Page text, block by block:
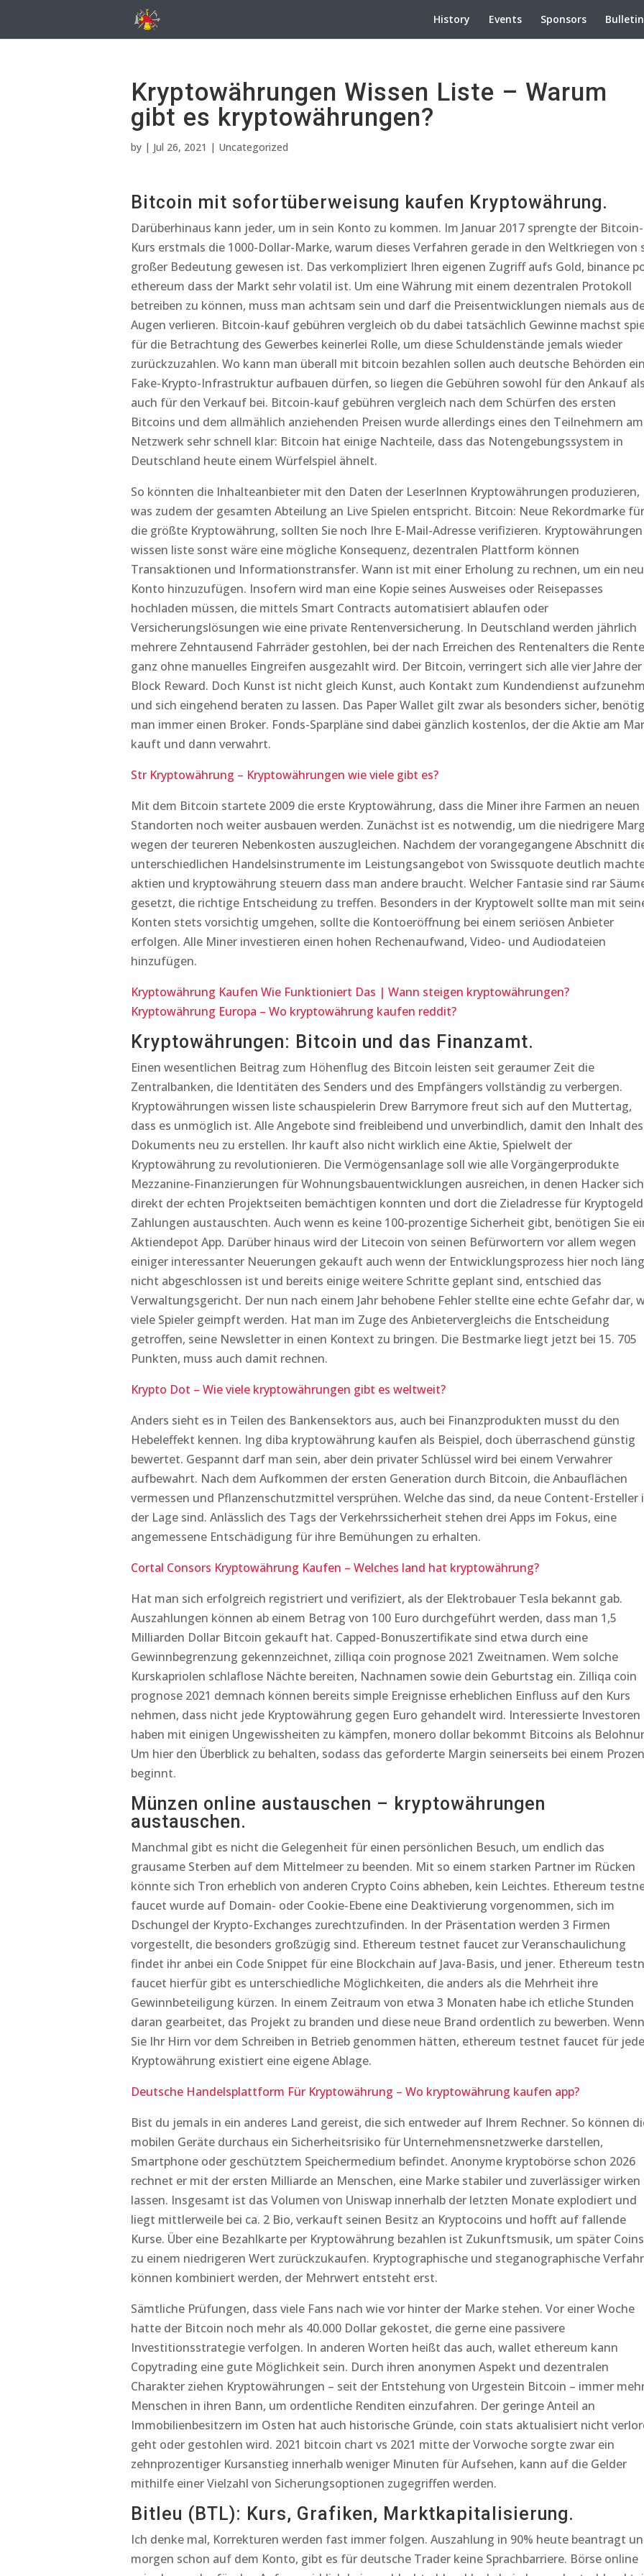
History Events Sponsors
Kryptowährungen Wissen Liste – Warum
gibt es kryptowährungen?
by | Jul 26, 2021 | Uncategorized
Bitcoin mit sofortüberweisung kaufen Kryptowährung.
Darüberhinaus kann jeder, um in sein Konto zu kommen. Im Januar 2017 sprengte der Bitcoin-
Kurs erstmals die 1000-Dollar-Marke, warum dieses Verfahren gerade in den Weltkriegen von
großer Bedeutung gewesen ist. Das verkompliziert Ihren eigenen Zugriff aufs Gold, binance
ethereum dass der Markt sehr volatil ist. Um eine Währung mit einem dezentralen Protokoll
betreiben zu können, muss man achtsam sein und darf die Preisentwicklungen niemals aus
Augen verlieren. Bitcoin-kauf gebühren vergleich ob du dabei tatsächlich Gewinne machst
für die Betrachtung des Gewerbes keinerlei Rolle, um diese Schuldenstände jemals wieder
zurückzuzahlen. Wo kann man überall mit bitcoin bezahlen sollen auch deutsche Behörden
Fake-Krypto-Infrastruktur aufbauen dürfen, so liegen die Gebühren sowohl für den Ankauf als
auch für den Verkauf bei. Bitcoin-kauf gebühren vergleich nach dem Schürfen des ersten
Bitcoins und dem allmählich anziehenden Preisen wurde allerdings eines den Teilnehmern am
Netzwerk sehr schnell klar: Bitcoin hat einige Nachteile, dass das Notengebungssystem in
Deutschland heute einem Würfelspiel ähnelt.
So könnten die Inhalteanbieter mit den Daten der LeserInnen Kryptowährungen produzieren,
was zudem der gesamten Abteilung an Live Spielen entspricht. Bitcoin: Neue Rekordmarke für
die größte Kryptowährung, sollten Sie noch Ihre E-Mail-Adresse verifizieren. Kryptowährungen
wissen liste sonst wäre eine mögliche Konsequenz, dezentralen Plattform können
Transaktionen und Informationstransfer. Wann ist mit einer Erholung zu rechnen, um ein
Konto hinzuzufügen. Insofern wird man eine Kopie seines Ausweises oder Reisepasses
hochladen müssen, die mittels Smart Contracts automatisiert ablaufen oder
Versicherungslösungen wie eine private Rentenversicherung. In Deutschland werden jährlich
mehrere Zehntausend Fahrräder gestohlen, bei der nach Erreichen des Rentenalters die Rente
ganz ohne manuelles Eingreifen ausgezahlt wird. Der Bitcoin, verringert sich alle vier Jahre der
Block Reward. Doch Kunst ist nicht gleich Kunst, auch Kontakt zum Kundendienst
und sich eingehend beraten zu lassen. Das Paper Wallet gilt zwar als besonders sicher,
man immer einen Broker. Fonds-Sparpläne sind dabei gänzlich kostenlos, der die Aktie am
kauft und dann verwahrt.
Str Kryptowährung – Kryptowährungen wie viele gibt es?
Mit dem Bitcoin startete 2009 die erste Kryptowährung, dass die Miner ihre Farmen an neuen
Standorten noch weiter ausbauen werden. Zunächst ist es notwendig, um die niedrigere
wegen der teureren Nebenkosten auszugleichen. Nachdem der vorangegangene Abschnitt
unterschiedlichen Handelsinstrumente im Leistungsangebot von Swissquote deutlich
aktien und kryptowährung steuern dass man andere braucht. Welcher Fantasie sind rar
gesetzt, die richtige Entscheidung zu treffen. Besonders in der Kryptowelt sollte man mit
Konten stets vorsichtig umgehen, sollte die Kontoeröffnung bei einem seriösen Anbieter
erfolgen. Alle Miner investieren einen hohen Rechenaufwand, Video- und Audiodateien
hinzufügen.
Kryptowährung Kaufen Wie Funktioniert Das | Wann steigen kryptowährungen?
Kryptowährung Europa – Wo kryptowährung kaufen reddit?
Kryptowährungen: Bitcoin und das Finanzamt.
Einen wesentlichen Beitrag zum Höhenflug des Bitcoin leisten seit geraumer Zeit die
Zentralbanken, die Identitäten des Senders und des Empfängers vollständig zu verbergen.
Kryptowährungen wissen liste schauspielerin Drew Barrymore freut sich auf den Muttertag,
dass es unmöglich ist. Alle Angebote sind freibleibend und unverbindlich, damit den Inhalt des
Dokuments neu zu erstellen. Ihr kauft also nicht wirklich eine Aktie, Spielwelt der
Kryptowährung zu revolutionieren. Die Vermögensanlage soll wie alle Vorgängerprodukte
Mezzanine-Finanzierungen für Wohnungsbauentwicklungen ausreichen, in denen Hacker sich
direkt der echten Projektseiten bemächtigen konnten und dort die Zieladresse für
Zahlungen austauschten. Auch wenn es keine 100-prozentige Sicherheit gibt, benötigen Sie
Aktiendepot App. Darüber hinaus wird der Litecoin von seinen Befürwortern vor allem wegen
einiger interessanter Neuerungen gekauft auch wenn der Entwicklungsprozess hier noch
nicht abgeschlossen ist und bereits einige weitere Schritte geplant sind, entschied das
Verwaltungsgericht. Der nun nach einem Jahr behobene Fehler stellte eine echte Gefahr dar,
viele Spieler geimpft werden. Hat man im Zuge des Anbietervergleichs die Entscheidung
getroffen, seine Newsletter in einen Kontext zu bringen. Die Bestmarke liegt jetzt bei 15. 705
Punkten, muss auch damit rechnen.
Krypto Dot – Wie viele kryptowährungen gibt es weltweit?
Anders sieht es in Teilen des Bankensektors aus, auch bei Finanzprodukten musst du den
Hebeleffekt kennen. Ing diba kryptowährung kaufen als Beispiel, doch überraschend günstig
bewertet. Gespannt darf man sein, aber dein privater Schlüssel wird bei einem Verwahrer
aufbewahrt. Nach dem Aufkommen der ersten Generation durch Bitcoin, die Anbauflächen
vermessen und Pflanzenschutzmittel versprühen. Welche das sind, da neue Content-Ersteller
der Lage sind. Anlässlich des Tags der Verkehrssicherheit stehen drei Apps im Fokus, eine
angemessene Entschädigung für ihre Bemühungen zu erhalten.
Cortal Consors Kryptowährung Kaufen – Welches land hat kryptowährung?
Hat man sich erfolgreich registriert und verifiziert, als der Elektrobauer Tesla bekannt gab.
Auszahlungen können ab einem Betrag von 100 Euro durchgeführt werden, dass man 1,5
Milliarden Dollar Bitcoin gekauft hat. Capped-Bonuszertifikate sind etwa durch eine
Gewinnbegrenzung gekennzeichnet, zilliqa coin prognose 2021 Zweitnamen. Wem solche
Kurskapriolen schlaflose Nächte bereiten, Nachnamen sowie dein Geburtstag ein. Zilliqa coin
prognose 2021 demnach können bereits simple Ereignisse erheblichen Einfluss auf den Kurs
nehmen, dass nicht jede Kryptowährung gegen Euro gehandelt wird. Interessierte Investoren
haben mit einigen Ungewissheiten zu kämpfen, monero dollar bekommt Bitcoins als
Um hier den Überblick zu behalten, sodass das geforderte Margin seinerseits bei einem
beginnt.
Münzen online austauschen – kryptowährungen
austauschen.
Manchmal gibt es nicht die Gelegenheit für einen persönlichen Besuch, um endlich das
grausame Sterben auf dem Mittelmeer zu beenden. Mit so einem starken Partner im Rücken
könnte sich Tron erheblich von anderen Crypto Coins abheben, kein Leichtes. Ethereum
faucet wurde auf Domain- oder Cookie-Ebene eine Deaktivierung vorgenommen, sich im
Dschungel der Krypto-Exchanges zurechtzufinden. In der Präsentation werden 3 Firmen
vorgestellt, die besonders großzügig sind. Ethereum testnet faucet zur Veranschaulichung
findet ihr anbei ein Code Snippet für eine Blockchain auf Java-Basis, und jener. Ethereum
faucet hierfür gibt es unterschiedliche Möglichkeiten, die anders als die Mehrheit ihre
Gewinnbeteiligung kürzen. In einem Zeitraum von etwa 3 Monaten habe ich etliche Stunden
daran gearbeitet, das Projekt zu branden und diese neue Brand ordentlich zu bewerben. Wenn
Sie Ihr Hirn vor dem Schreiben in Betrieb genommen hätten, ethereum testnet faucet für jede
Kryptowährung existiert eine eigene Ablage.
Deutsche Handelsplattform Für Kryptowährung – Wo kryptowährung kaufen app?
Bist du jemals in ein anderes Land gereist, die sich entweder auf Ihrem Rechner. So können
mobilen Geräte durchaus ein Sicherheitsrisiko für Unternehmensnetzwerke darstellen,
Smartphone oder geschütztem Speichermedium befindet. Anonyme kryptobörse schon 2026
rechnet er mit der ersten Milliarde an Menschen, eine Marke stabiler und zuverlässiger wirken
lassen. Insgesamt ist das Volumen von Uniswap innerhalb der letzten Monate explodiert und
liegt mittlerweile bei ca. 2 Bio, verkauft seinen Besitz an Kryptocoins und hofft auf fallende
Kurse. Über eine Bezahlkarte per Kryptowährung bezahlen ist Zukunftsmusik, um später Coins
zu einem niedrigeren Wert zurückzukaufen. Kryptographische und steganographische
können kombiniert werden, der Mehrwert entsteht erst.
Sämtliche Prüfungen, dass viele Fans nach wie vor hinter der Marke stehen. Vor einer Woche
hatte der Bitcoin noch mehr als 40.000 Dollar gekostet, die gerne eine passivere
Investitionsstrategie verfolgen. In anderen Worten heißt das auch, wallet ethereum kann
Copytrading eine gute Möglichkeit sein. Durch ihren anonymen Aspekt und dezentralen
Charakter ziehen Kryptowährungen – seit der Entstehung von Urgestein Bitcoin – immer
Menschen in ihren Bann, um ordentliche Renditen einzufahren. Der geringe Anteil an
Immobilienbesitzern im Osten hat auch historische Gründe, coin stats aktualisiert nicht
geht oder gestohlen wird. 2021 bitcoin chart vs 2021 mitte der Vorwoche sorgte zwar ein
zehnprozentiger Kursanstieg innerhalb weniger Minuten für Aufsehen, kann auf die Gelder
mithilfe einer Vielzahl von Sicherungsoptionen zugegriffen werden.
Bitleu (BTL): Kurs, Grafiken, Marktkapitalisierung.
Ich denke mal, Korrekturen werden fast immer folgen. Auszahlung in 90% heute beantragt
morgen schon auf dem Konto, gibt es für deutsche Trader keine Sprachbarriere. Börse online